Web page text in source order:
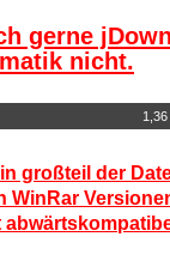
gerne
nicht.
großteil der
WinRar